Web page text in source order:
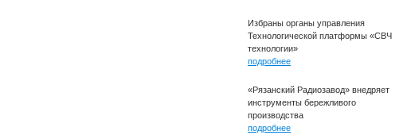
Избраны органы управления
Технологической платформы «СВЧ
технологии»
подробнее
«Рязанский Радиозавод» внедряет
инструменты бережливого
производства
подробнее